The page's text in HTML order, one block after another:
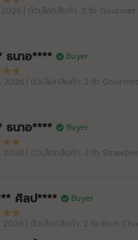
| ตัวเลือกสินค้า: 5 lb
ธนาอ**** Buyer
2026 | ตัวเลือกสินค้า: 2 lb
ธนาอ**** Buyer
2026 | ตัวเลือกสินค้า: 2 lb
ศิลป**** Buyer
2026 | ตัวเลือกสินค้า: 2 lb Rich